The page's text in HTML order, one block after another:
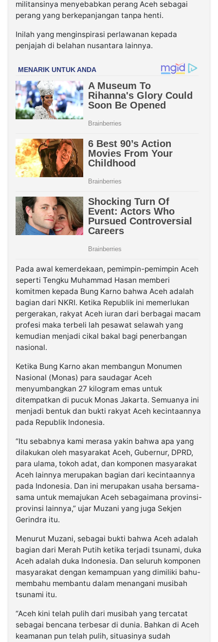
militansinya menyebabkan perang Aceh sebagai
perang yang berkepanjangan tanpa henti.
Inilah yang menginspirasi perlawanan kepada
penjajah di belahan nusantara lainnya.
Pada awal kemerdekaan, pemimpin-pemimpin Aceh
seperti Tengku Muhammad Hasan memberi
komitmen kepada Bung Karno bahwa Aceh adalah
bagian dari NKRI. Ketika Republik ini memerlukan
pergerakan, rakyat Aceh iuran dari berbagai macam
profesi maka terbeli lah pesawat selawah yang
kemudian menjadi cikal bakal bagi penerbangan
nasional.
Ketika Bung Karno akan membangun Monumen
Nasional (Monas) para saudagar Aceh
menyumbangkan 27 kilogram emas untuk
ditempatkan di pucuk Monas Jakarta. Semuanya ini
menjadi bentuk dan bukti rakyat Aceh kecintaannya
pada Republik Indonesia.
“Itu sebabnya kami merasa yakin bahwa apa yang
dilakukan oleh masyarakat Aceh, Gubernur, DPRD,
para ulama, tokoh adat, dan komponen masyarakat
Aceh lainnya merupakan bagian dari kecintaannya
pada Indonesia. Dan ini merupakan usaha bersama-
sama untuk memajukan Aceh sebagaimana provinsi-
provinsi lainnya,” ujar Muzani yang juga Sekjen
Gerindra itu.
Menurut Muzani, sebagai bukti bahwa Aceh adalah
bagian dari Merah Putih ketika terjadi tsunami, duka
Aceh adalah duka Indonesia. Dan seluruh komponen
masyarakat dengan kemampuan yang dimiliki bahu-
membahu membantu dalam menangani musibah
tsunami itu.
“Aceh kini telah pulih dari musibah yang tercatat
sebagai bencana terbesar di dunia. Bahkan di Aceh
keamanan pun telah pulih, situasinya sudah